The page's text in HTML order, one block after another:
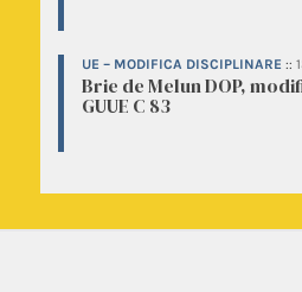
UE – MODIFICA DISCIPLINARE ::
Brie de Melun DOP,
GUUE C 83